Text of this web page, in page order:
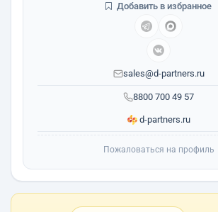
8800 700 49 57
sales@d-partners.ru
d-partners.ru
Добавить в избранное
Пожаловаться на профиль